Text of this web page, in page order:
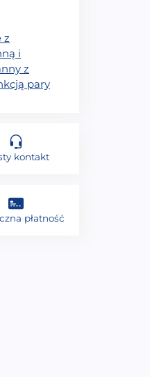
z
i
z
pary
kontakt
płatność